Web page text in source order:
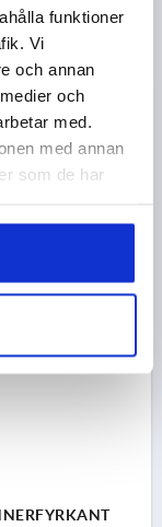
funktioner
Vi
och annan
och
med.
med annan
som de har
VRIDBART